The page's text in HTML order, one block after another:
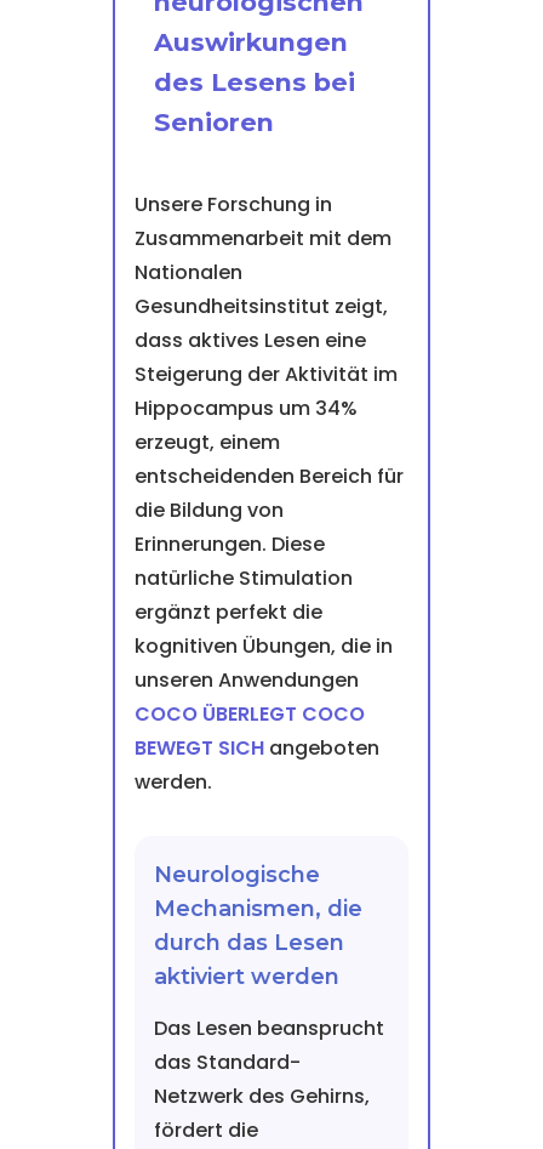
Auswirkungen
des Lesens bei
Senioren
Unsere Forschung in
Zusammenarbeit mit dem
Nationalen
Gesundheitsinstitut zeigt,
dass aktives Lesen eine
Steigerung der Aktivität im
Hippocampus um 34%
erzeugt, einem
entscheidenden Bereich für
die Bildung von
Erinnerungen. Diese
natürliche Stimulation
ergänzt perfekt die
kognitiven Übungen, die in
unseren Anwendungen
COCO ÜBERLEGT COCO
BEWEGT SICHangeboten
werden.
Neurologische
Mechanismen, die
durch das Lesen
aktiviert werden
Das Lesen beansprucht
das Standard-
Netzwerk des Gehirns,
fördert die